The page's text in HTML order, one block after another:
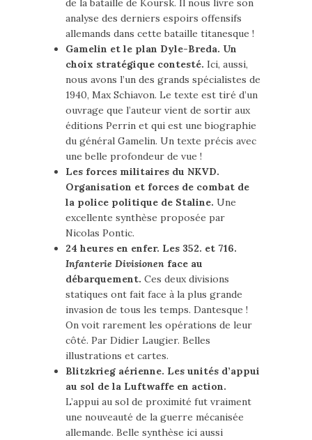
de la bataille de Koursk. Il nous livre son
analyse des derniers espoirs offensifs
allemands dans cette bataille titanesque !
Gamelin et le plan Dyle-Breda. Un
choix stratégique contesté. Ici, aussi,
nous avons l’un des grands spécialistes de
1940, Max Schiavon. Le texte est tiré d’un
ouvrage que l’auteur vient de sortir aux
éditions Perrin et qui est une biographie
du général Gamelin. Un texte précis avec
une belle profondeur de vue !
Les forces militaires du NKVD.
Organisation et forces de combat de
la police politique de Staline. Une
excellente synthèse proposée par
Nicolas Pontic.
24 heures en enfer. Les 352. et 716.
Infanterie Divisionen face au
débarquement. Ces deux divisions
statiques ont fait face à la plus grande
invasion de tous les temps. Dantesque !
On voit rarement les opérations de leur
côté. Par Didier Laugier. Belles
illustrations et cartes.
Blitzkrieg aérienne. Les unités d’appui
au sol de la Luftwaffe en action.
L’appui au sol de proximité fut vraiment
une nouveauté de la guerre mécanisée
allemande. Belle synthèse ici aussi